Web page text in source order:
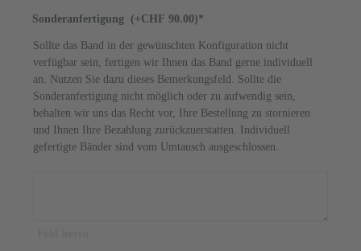
Sonderanfertigung (+CHF 90.00)*
Sollte das Band in der gewünschten Konfiguration nicht
verfügbar sein, fertigen wir Ihnen das Band gerne individuell
an. Nutzen Sie dazu dieses Bemerkungsfeld. Sollte die
Sonderanfertigung nicht möglich oder zu aufwendig sein,
behalten wir uns das Recht vor, Ihre Bestellung zu stornieren
und Ihnen Ihre Bezahlung zurückzuerstatten. Individuell
gefertigte Bänder sind vom Umtausch ausgeschlossen.